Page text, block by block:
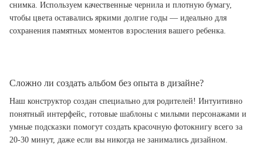
снимка. Используем качественные чернила и плотную бумагу,
чтобы цвета оставались яркими долгие годы — идеально для
сохранения памятных моментов взросления вашего ребенка.
Сложно ли создать альбом без опыта в дизайне?
Наш конструктор создан специально для родителей! Интуитивно
понятный интерфейс, готовые шаблоны с милыми персонажами и
умные подсказки помогут создать красочную фотокнигу всего за
20-30 минут, даже если вы никогда не занимались дизайном.